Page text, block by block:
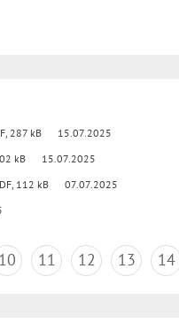
287 kB 15.07.2025
kB 15.07.2025
112 kB 07.07.2025
10 11 12 13 14